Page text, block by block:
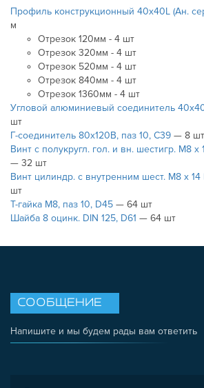
Профиль конструкционный 40х40L (Ан.
м
Отрезок 120мм - 4 шт
Отрезок 320мм - 4 шт
Отрезок 520мм - 4 шт
Отрезок 840мм - 4 шт
Отрезок 1360мм - 4 шт
Угловой алюминиевый соединитель
шт
Г-соединитель 80х120В, паз 10, C39 — 8 шт
Винт с полукругл. гол. и вн. шестигр. М8 х
— 32 шт
Винт цилиндр. с внутренним шест. М8 х 14
шт
Т-гайка М8, паз 10, D45 — 64 шт
Шайба 8 оцинк. DIN 125, D61 — 64 шт
СООБЩЕНИЕ
Напишите и мы будем рады вам ответить